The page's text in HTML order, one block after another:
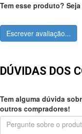
Tem esse produto?
Escrever avaliação...
DÚVIDAS DOS
Tem alguma dúvida
outros compradores!